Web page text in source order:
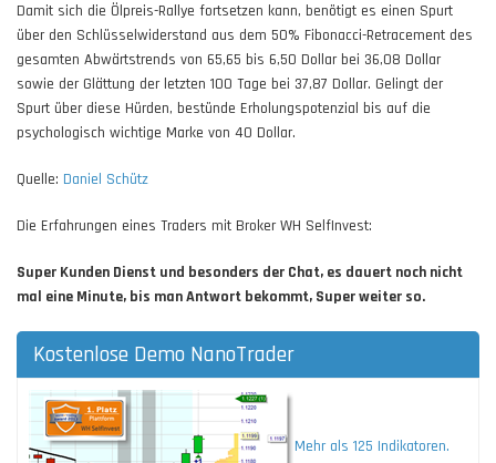
Damit sich die Ölpreis-Rallye fortsetzen kann, benötigt es einen Spurt
über den Schlüsselwiderstand aus dem 50% Fibonacci-Retracement des
gesamten Abwärtstrends von 65,65 bis 6,50 Dollar bei 36,08 Dollar
sowie der Glättung der letzten 100 Tage bei 37,87 Dollar. Gelingt der
Spurt über diese Hürden, bestünde Erholungspotenzial bis auf die
psychologisch wichtige Marke von 40 Dollar.
Quelle: Daniel Schütz
Die Erfahrungen eines Traders mit Broker WH SelfInvest:
Super Kunden Dienst und besonders der Chat, es dauert noch nicht
mal eine Minute, bis man Antwort bekommt, Super weiter so.
Kostenlose Demo NanoTrader
Mehr als 125 Indikatoren.